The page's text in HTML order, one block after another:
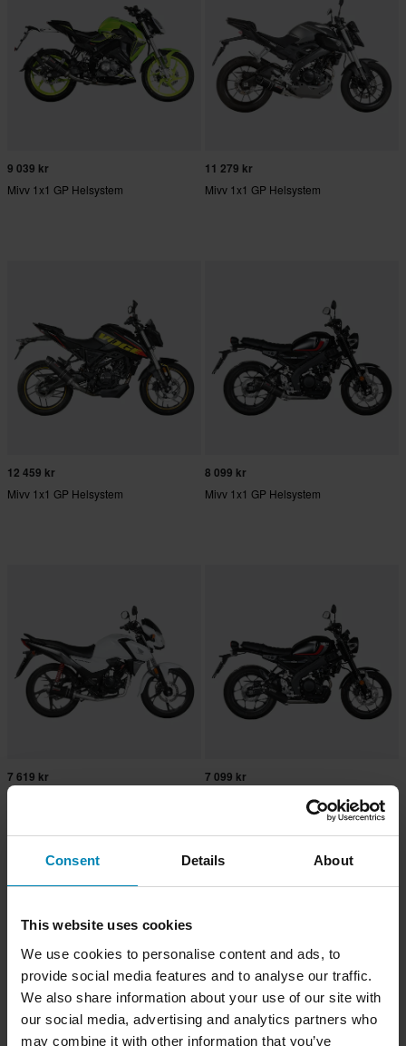
Consent Details About
This website uses cookies
We use cookies to personalise content and ads, to
provide social media features and to analyse our traffic.
We also share information about your use of our site with
our social media, advertising and analytics partners who
may combine it with other information that you’ve
9 039 kr
Mivv 1x1 GP Helsystem
11 279 kr
Mivv 1x1 GP Helsystem
12 459 kr
Mivv 1x1 GP Helsystem
8 099 kr
Mivv 1x1 GP Helsystem
7 619 kr 7 099 kr
Mivv 1x1 HR-1 Helsystem